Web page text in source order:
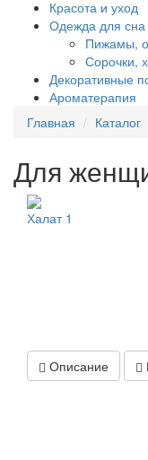
Красота и уход
Одежда для сна
Пижамы,
Сорочки,
Декоративные
Ароматерапия
Главная
Каталог
Для
Халат 1
Описание